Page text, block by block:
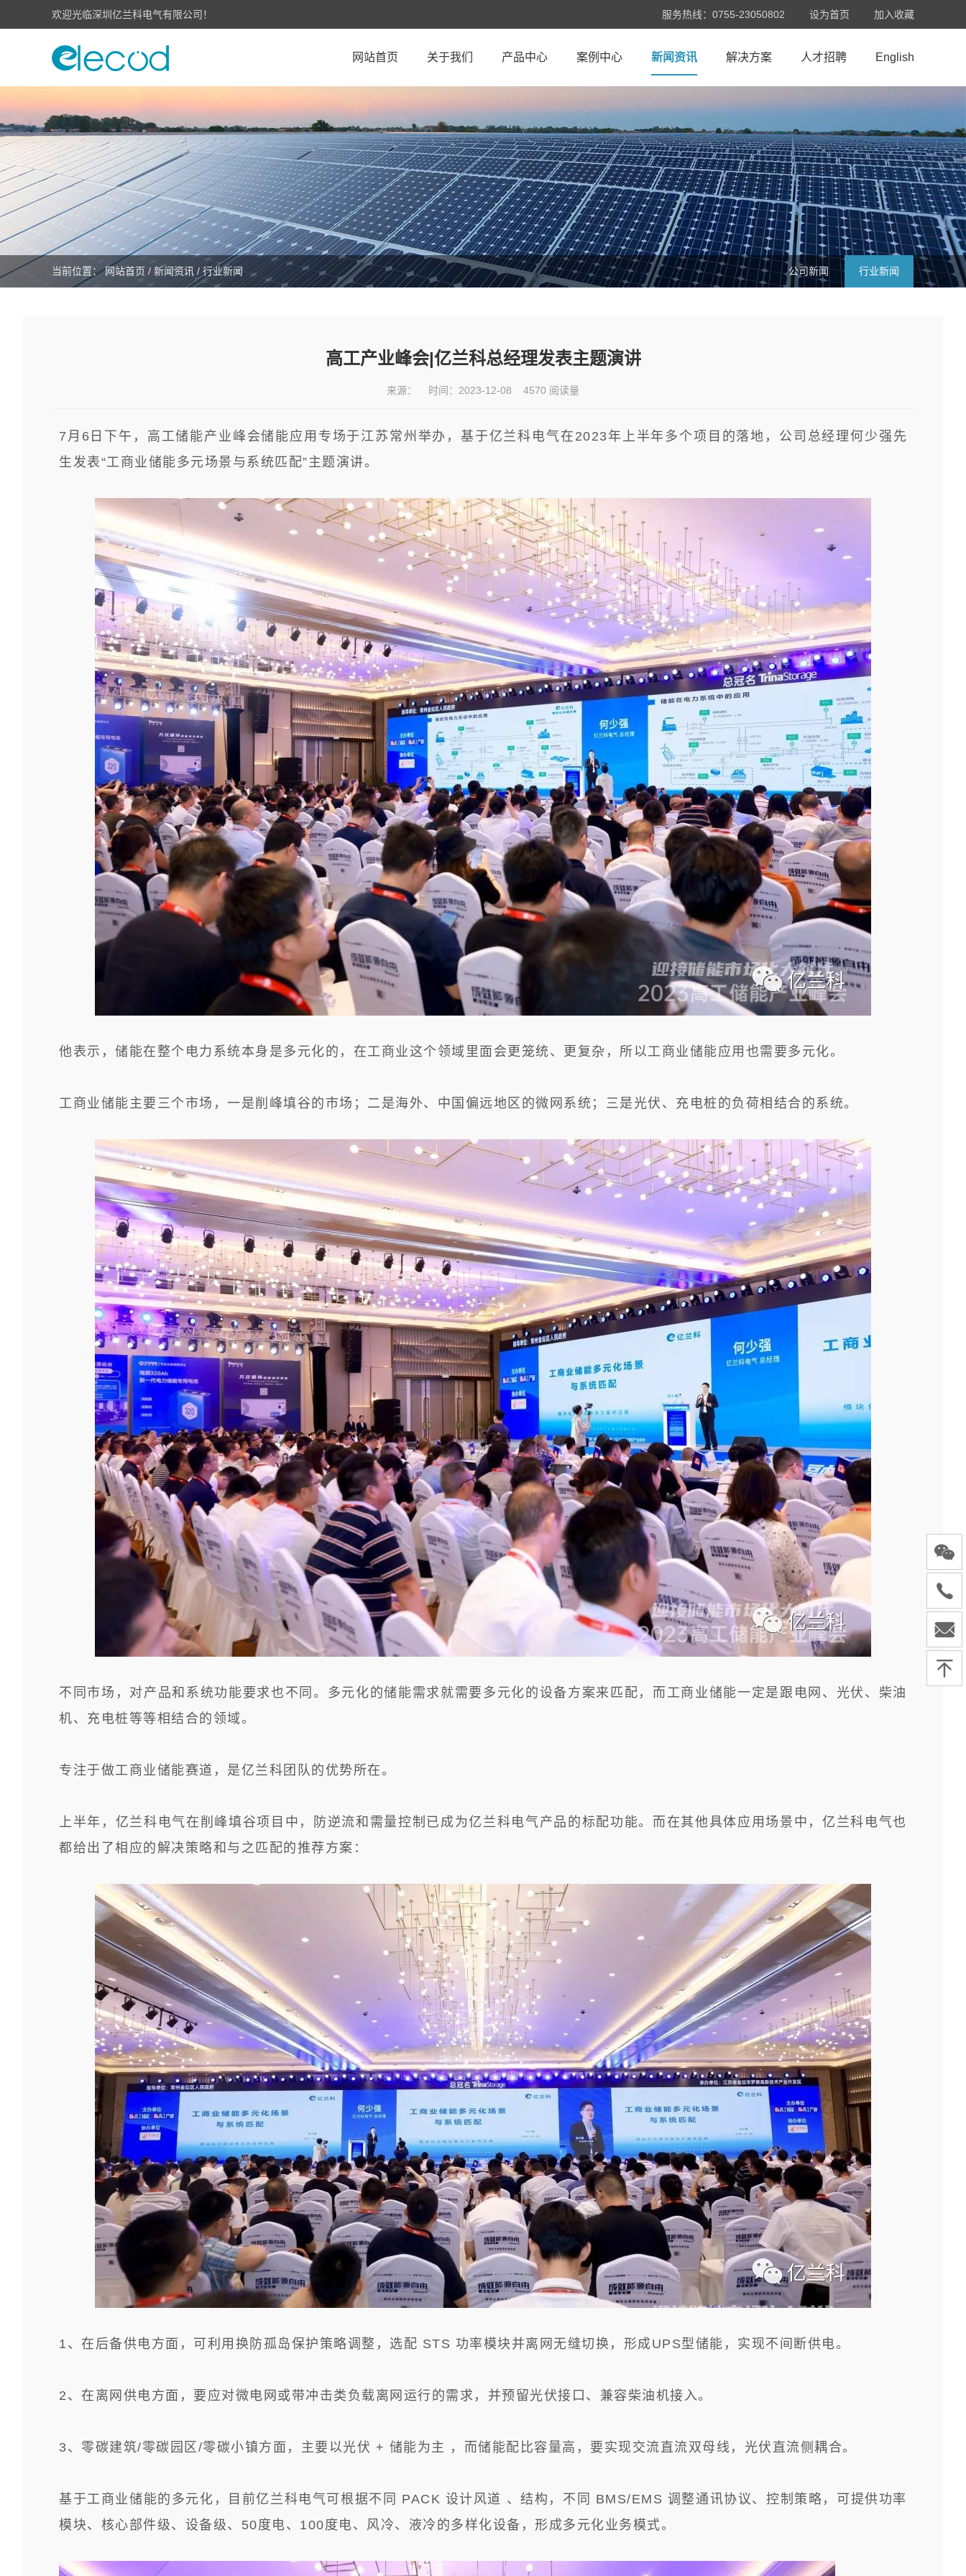
欢迎光临深圳亿兰科电气有限公司！ 服务热线：0755-23050802 设为首页 加入收藏
网站首页 关于我们 产品中心 案例中心 新闻资讯 解决方案 人才招聘 English
当前位置： 网站首页 / 新闻资讯 / 行业新闻 公司新闻 行业新闻
高工产业峰会|亿兰科总经理发表主题演讲
来源： 时间：2023-12-08 4570 阅读量
7月6日下午，高工储能产业峰会储能应用专场于江苏常州举办，基于亿兰科电气在2023年上半年多个项目的落地，公司总经理何少强先
生发表“工商业储能多元场景与系统匹配”主题演讲。
他表示，储能在整个电力系统本身是多元化的，在工商业这个领域里面会更笼统、更复杂，所以工商业储能应用也需要多元化。
工商业储能主要三个市场，一是削峰填谷的市场；二是海外、中国偏远地区的微网系统；三是光伏、充电桩的负荷相结合的系统。
不同市场，对产品和系统功能要求也不同。多元化的储能需求就需要多元化的设备方案来匹配，而工商业储能一定是跟电网、光伏、柴油
机、充电桩等等相结合的领域。
专注于做工商业储能赛道，是亿兰科团队的优势所在。
上半年，亿兰科电气在削峰填谷项目中，防逆流和需量控制已成为亿兰科电气产品的标配功能。而在其他具体应用场景中，亿兰科电气也
都给出了相应的解决策略和与之匹配的推荐方案：
1、在后备供电方面，可利用换防孤岛保护策略调整，选配 STS 功率模块并离网无缝切换，形成UPS型储能，实现不间断供电。
2、 在离网供电方面，要应对微电网或带冲击类负载离网运行的需求，并预留光伏接口、兼容柴油机接入。
3、零碳建筑/零碳园区/零碳小镇方面，主要以光伏 + 储能为主 ，而储能配比容量高，要实现交流直流双母线，光伏直流侧耦合。
基于工商业储能的多元化，目前亿兰科电气可根据不同 PACK 设计风道 、结构，不同 BMS/EMS 调整通讯协议、控制策略，可提供功率
模块、核心部件级、设备级、50度电、100度电、风冷、液冷的多样化设备，形成多元化业务模式。